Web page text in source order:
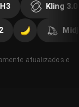
Kling 3.0
2
atualizados e